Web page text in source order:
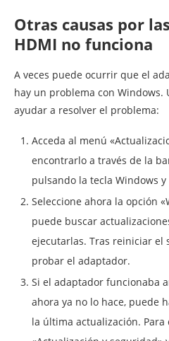
Otras causas por
HDMI no funciona
A veces puede ocurrir que el
hay un problema con Windows.
ayudar a resolver el problema:
Acceda al menú
encontrarlo a través de la
pulsando la tecla Windows y
Seleccione ahora la opción
puede buscar
ejecutarlas. Tras reiniciar el
probar el adaptador.
Si el adaptador funcionaba
ahora ya no lo hace, puede
la última actualización. Para